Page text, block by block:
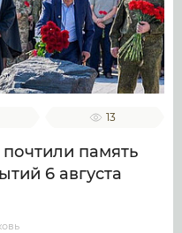
13
память
6 августа